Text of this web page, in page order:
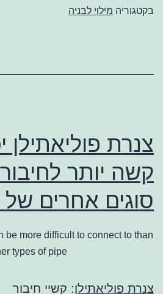
בקטגוריה מילוי לבניה
צנרת פוליאתילן
קשה יותר
סוגים אחרים של
be more difficult to connect to than
types of pipe.
צנרת פוליאתילן: קשיי חיבור